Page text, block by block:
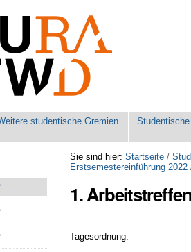
studentische Gremien
Sie sind hier: Startseite /
Erstsemestereinführung 2022
1.
Tagesordnung: